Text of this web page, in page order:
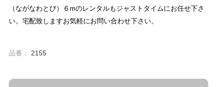
（ながなわとび）６mのレンタルもジャストタイムにお任せ下さ
い。宅配致しますお気軽にお問い合わせ下さい。
品番： 2155